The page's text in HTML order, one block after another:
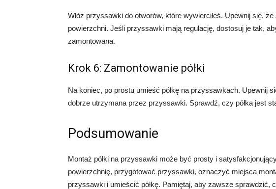
Włóż przyssawki do otworów, które wywierciłeś. Upewnij się,
powierzchni. Jeśli przyssawki mają regulację, dostosuj je tak,
zamontowana.
Krok 6: Zamontowanie półki
Na koniec, po prostu umieść półkę na przyssawkach. Upewnij
dobrze utrzymana przez przyssawki. Sprawdź, czy półka jest
Podsumowanie
Montaż półki na przyssawki może być prosty i
powierzchnię, przygotować przyssawki, oznaczyć miejsca
przyssawki i umieścić półkę. Pamiętaj, aby zawsze sprawdzić,